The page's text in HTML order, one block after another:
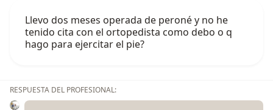
Llevo dos meses operada de peroné y no he
tenido cita con el ortopedista como debo o q
hago para ejercitar el pie?
RESPUESTA DEL PROFESIONAL: